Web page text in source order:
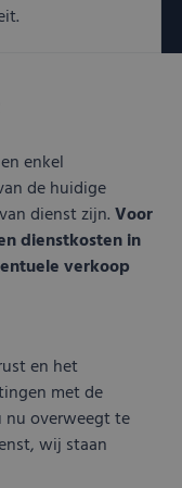
enkel
de huidige
dienst zijn.Voor
dienstkosten in
verkoop
en het
met de
nu overweegt te
wij staan